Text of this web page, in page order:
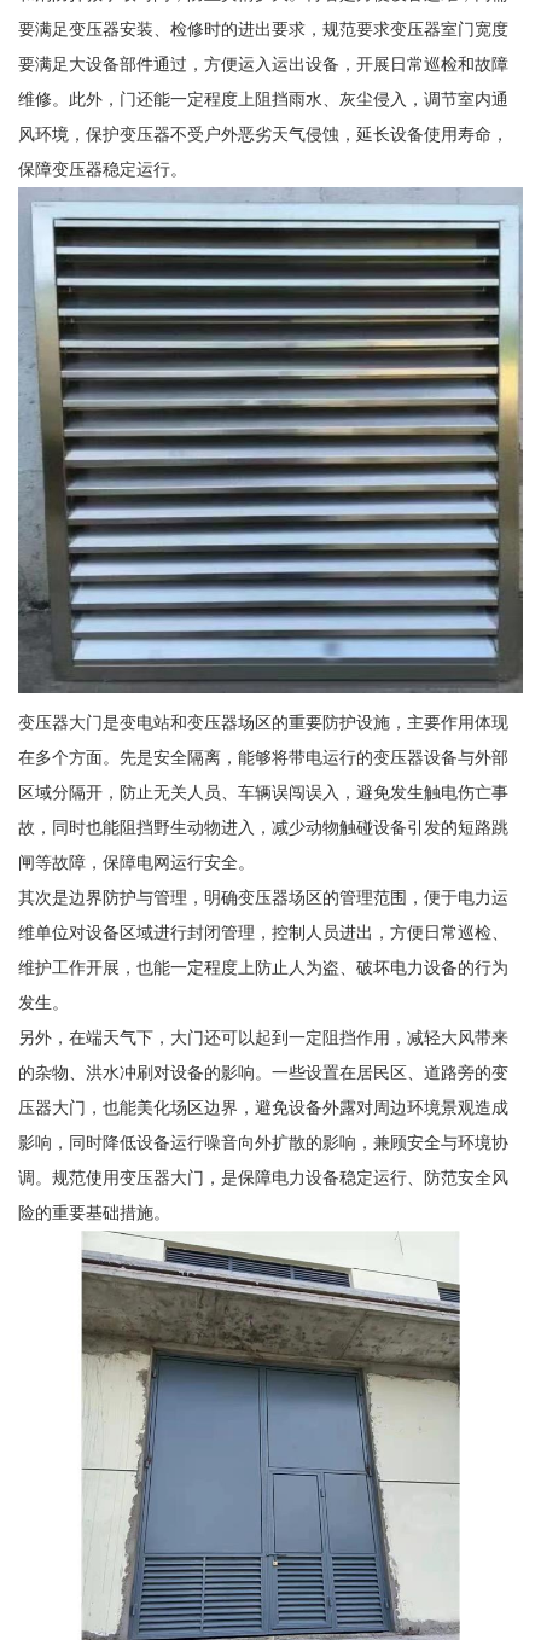
要满足变压器安装、检修时的进出要求，规范要求变压器室门宽度
要满足大设备部件通过，方便运入运出设备，开展日常巡检和故障
维修。此外，门还能一定程度上阻挡雨水、灰尘侵入，调节室内通
风环境，保护变压器不受户外恶劣天气侵蚀，延长设备使用寿命，
保障变压器稳定运行。
变压器大门是变电站和变压器场区的重要防护设施，主要作用体现
在多个方面。先是安全隔离，能够将带电运行的变压器设备与外部
区域分隔开，防止无关人员、车辆误闯误入，避免发生触电伤亡事
故，同时也能阻挡野生动物进入，减少动物触碰设备引发的短路跳
闸等故障，保障电网运行安全。
其次是边界防护与管理，明确变压器场区的管理范围，便于电力运
维单位对设备区域进行封闭管理，控制人员进出，方便日常巡检、
维护工作开展，也能一定程度上防止人为盗、破坏电力设备的行为
发生。
另外，在端天气下，大门还可以起到一定阻挡作用，减轻大风带来
的杂物、洪水冲刷对设备的影响。一些设置在居民区、道路旁的变
压器大门，也能美化场区边界，避免设备外露对周边环境景观造成
影响，同时降低设备运行噪音向外扩散的影响，兼顾安全与环境协
调。规范使用变压器大门，是保障电力设备稳定运行、防范安全风
险的重要基础措施。